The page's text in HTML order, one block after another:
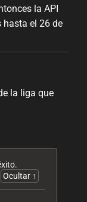
la API
hasta el 26 de
la liga que
Ocultar ↑